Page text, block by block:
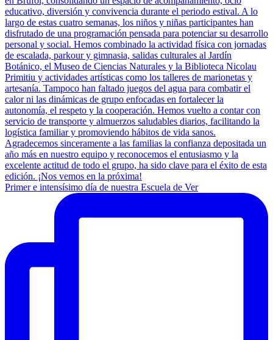
Primer e intensísimo día de nuestra Escuela de Ver